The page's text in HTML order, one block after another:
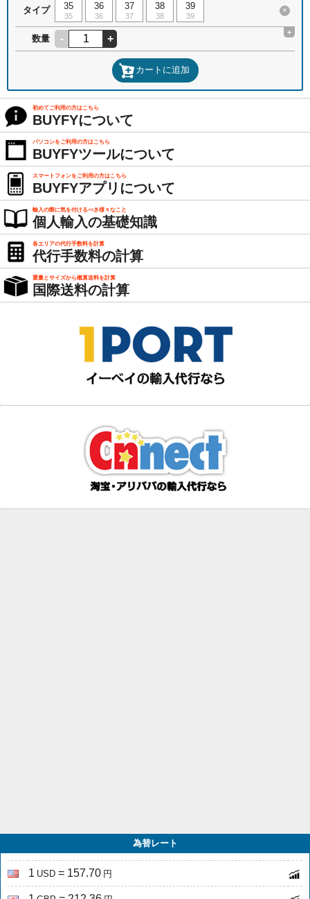
タイプ 35
35
36
36
37
37
38
38
39
39
×
数量 - +
+
カートに追加
初めてご利用の方はこちら
BUYFYについて
パソコンをご利用の方はこちら
BUYFYツールについて
スマートフォンをご利用の方はこちら
BUYFYアプリについて
輸入の際に気を付けるべき様々なこと
個人輸入の基礎知識
各エリアの代行手数料を計算
代行手数料の計算
重量とサイズから概算送料を計算
国際送料の計算
為替レート
1 USD = 157.70 円